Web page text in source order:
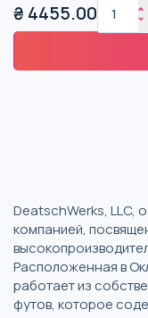
₴ 4455.00
DeatschWerks, LLC,
компанией,
Расположенная в
работает из
футов, которое